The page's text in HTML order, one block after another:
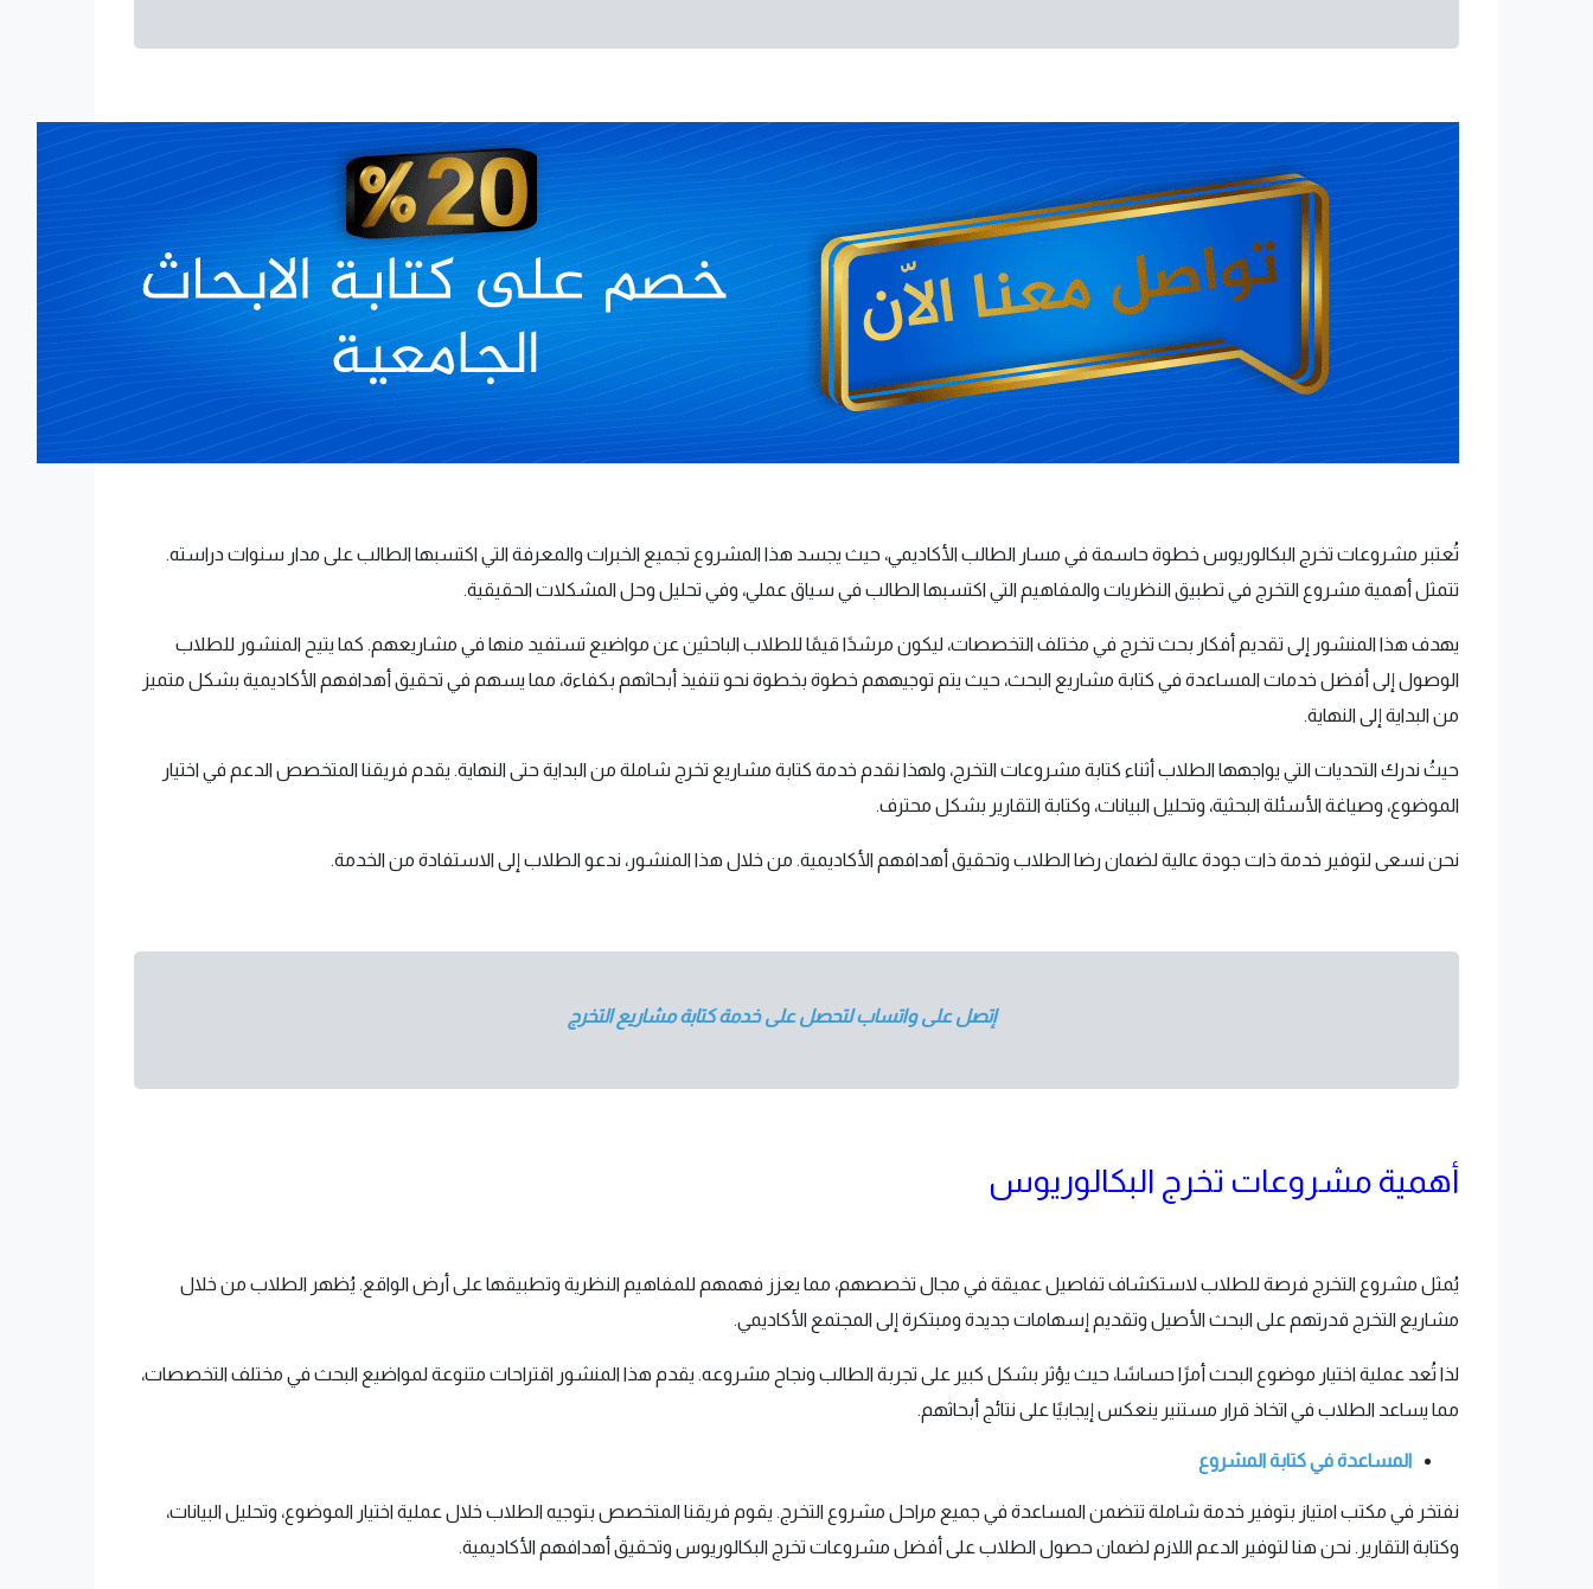
تُعتبر مشروعات تخرج البكالوريوس خطوة حاسمة في مسار الطالب الأكاديمي، حيث يجسد هذا المشروع تجميع الخبرات والمعرفة التي اكتسبها الطالب على مدار سنوات دراسته.
تتمثل أهمية مشروع التخرج في تطبيق النظريات والمفاهيم التي اكتسبها الطالب في سياق عملي، وفي تحليل وحل المشكلات الحقيقية.
يهدف هذا المنشور إلى تقديم أفكار بحث تخرج في مختلف التخصصات، ليكون مرشدًا قيمًا للطلاب الباحثين عن مواضيع تستفيد منها في مشاريعهم. كما يتيح المنشور للطلاب
الوصول إلى أفضل خدمات المساعدة في كتابة مشاريع البحث، حيث يتم توجيههم خطوة بخطوة نحو تنفيذ أبحاثهم بكفاءة، مما يسهم في تحقيق أهدافهم الأكاديمية بشكل متميز
من البداية إلى النهاية.
حيثُ ندرك التحديات التي يواجهها الطلاب أثناء كتابة مشروعات التخرج، ولهذا نقدم خدمة كتابة مشاريع تخرج شاملة من البداية حتى النهاية. يقدم فريقنا المتخصص الدعم في اختيار
الموضوع، وصياغة الأسئلة البحثية، وتحليل البيانات، وكتابة التقارير بشكل محترف.
نحن نسعى لتوفير خدمة ذات جودة عالية لضمان رضا الطلاب وتحقيق أهدافهم الأكاديمية. من خلال هذا المنشور، ندعو الطلاب إلى الاستفادة من الخدمة.
إتصل على واتساب لتحصل على خدمة كتابة مشاريع التخرج
أهمية مشروعات تخرج البكالوريوس
يُمثل مشروع التخرج فرصة للطلاب لاستكشاف تفاصيل عميقة في مجال تخصصهم، مما يعزز فهمهم للمفاهيم النظرية وتطبيقها على أرض الواقع. يُظهر الطلاب من خلال
مشاريع التخرج قدرتهم على البحث الأصيل وتقديم إسهامات جديدة ومبتكرة إلى المجتمع الأكاديمي.
لذا تُعد عملية اختيار موضوع البحث أمرًا حساسًا، حيث يؤثر بشكل كبير على تجربة الطالب ونجاح مشروعه. يقدم هذا المنشور اقتراحات متنوعة لمواضيع البحث في مختلف التخصصات،
مما يساعد الطلاب في اتخاذ قرار مستنير ينعكس إيجابيًا على نتائج أبحاثهم.
المساعدة في كتابة المشروع
نفتخر في مكتب امتياز بتوفير خدمة شاملة تتضمن المساعدة في جميع مراحل مشروع التخرج. يقوم فريقنا المتخصص بتوجيه الطلاب خلال عملية اختيار الموضوع، وتحليل البيانات،
وكتابة التقارير. نحن هنا لتوفير الدعم اللازم لضمان حصول الطلاب على أفضل مشروعات تخرج البكالوريوس وتحقيق أهدافهم الأكاديمية.